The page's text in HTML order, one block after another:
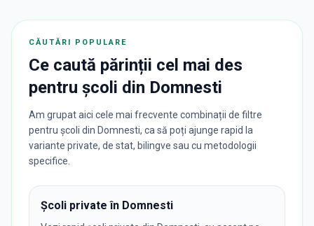
CĂUTĂRI POPULARE
Ce caută părinții cel mai des
pentru școli din Domnesti
Am grupat aici cele mai frecvente combinații de filtre
pentru școli din Domnesti, ca să poți ajunge rapid la
variante private, de stat, bilingve sau cu metodologii
specifice.
Școli private în Domnesti